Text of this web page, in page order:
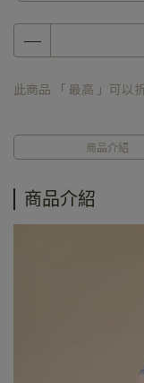
此商品 「 最高 」可以
商品介紹
商品介紹